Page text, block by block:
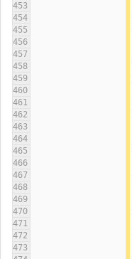
453
454
455
456
457
458
459
460
461
462
463
464
465
466
467
468
469
470
471
472
473